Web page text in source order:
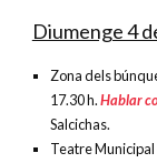
Diumenge 4
Zona dels
17.30 h.Hablar
Salcichas.
Teatre Municipal